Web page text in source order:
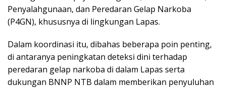
Penyalahgunaan, dan Peredaran Gelap Narkoba
(P4GN), khususnya di lingkungan Lapas.
Dalam koordinasi itu, dibahas beberapa poin penting,
di antaranya peningkatan deteksi dini terhadap
peredaran gelap narkoba di dalam Lapas serta
dukungan BNNP NTB dalam memberikan penyuluhan